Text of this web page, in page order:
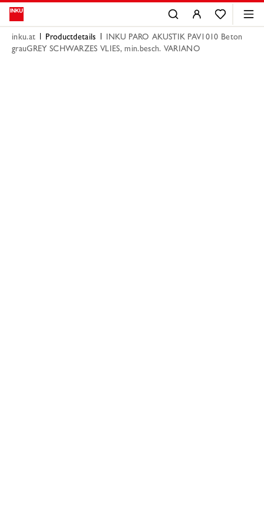
inku.at Productdetails
INKU PARO AKUSTIK PAV1010 Beton
grauGREY SCHWARZES VLIES, min.besch. VARIANO